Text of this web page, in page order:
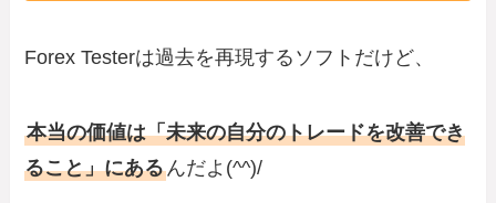
Forex Testerは過去を再現するソフトだけど、
本当の価値は「未来の自分のトレードを改善でき
ること」にあるんだよ(^^)/